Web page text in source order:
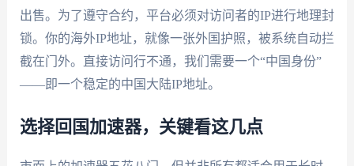
出售。为了遵守合约，平台必须对访问者的IP进行地理封
锁。你的海外IP地址，就像一张外国护照，被系统自动拦
截在门外。直接访问行不通，我们需要一个“中国身份”
——即一个稳定的中国大陆IP地址。
选择回国加速器，关键看这几点